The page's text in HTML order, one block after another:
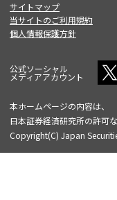
サイトマップ
当サイトのご利用規約
個人情報保護方針
公式ソーシャル
メディアアカウント
本ホームページの内容は、
日本証券経済研究所の許可
Copyright(C) Japan